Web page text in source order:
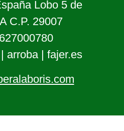
Lobo 5 de
C.P. 29007
arroba | fajer.es